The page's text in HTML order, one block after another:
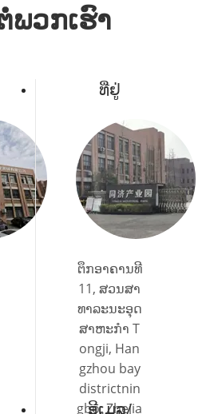
ພວກ​ເຮົາ
ທີ່ຢູ່
ຕຶກ​ອາ​ຄານ​ທີ
11​, ສວນ​ສາ​
ທາ​ລະ​ນະ​ອຸດ​
ສາ​ຫະ​ກໍາ T
ongji​, Han
gzhou bay
districtnin
gbo​, Zhejia
ອີເມລ/